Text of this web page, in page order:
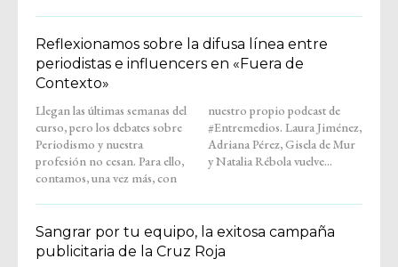
Reflexionamos sobre la difusa línea entre
periodistas e influencers en «Fuera de
Contexto»
Llegan las últimas semanas del
curso, pero los debates sobre
Periodismo y nuestra
profesión no cesan. Para ello,
contamos, una vez más, con
nuestro propio podcast de
#Entremedios. Laura Jiménez,
Adriana Pérez, Gisela de Mur
y Natalia Rébola vuelve...
Sangrar por tu equipo, la exitosa campaña
publicitaria de la Cruz Roja